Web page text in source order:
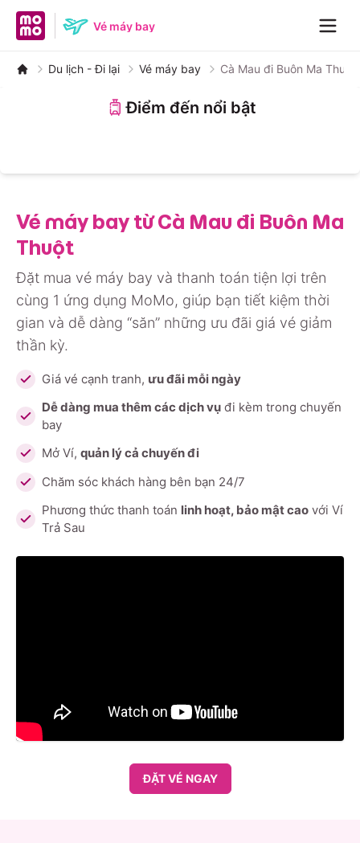
MoMo home pageVé máy bay
Du lịch - Đi lại Vé máy bay Cà Mau đi Buôn Ma Thuột
Điểm đến nổi bật
Đà Nẵng
Vé máy bay từ Cà Mau đi Buôn Ma
Thuột
Đặt mua vé máy bay và thanh toán tiện lợi trên
cùng 1 ứng dụng MoMo, giúp bạn tiết kiệm thời
gian và dễ dàng “săn” những ưu đãi giá vé giảm
thần kỳ.
Giá vé cạnh tranh, ưu đãi mỗi ngày
Dễ dàng mua thêm các dịch vụ đi kèm trong chuyến
bay
Mở Ví, quản lý cả chuyến đi
Chăm sóc khách hàng bên bạn 24/7
Phương thức thanh toán linh hoạt, bảo mật cao với Ví
Trả Sau
ĐẶT VÉ NGAY